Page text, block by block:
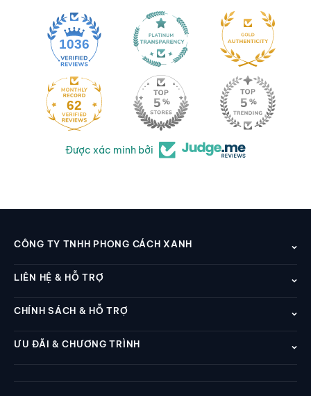
1036
62
Được xác minh bởi
CÔNG TY TNHH PHONG CÁCH XANH
LIÊN HỆ & HỖ TRỢ
CHÍNH SÁCH & HỖ TRỢ
ƯU ĐÃI & CHƯƠNG TRÌNH